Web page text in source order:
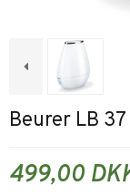
Beurer LB
499,00